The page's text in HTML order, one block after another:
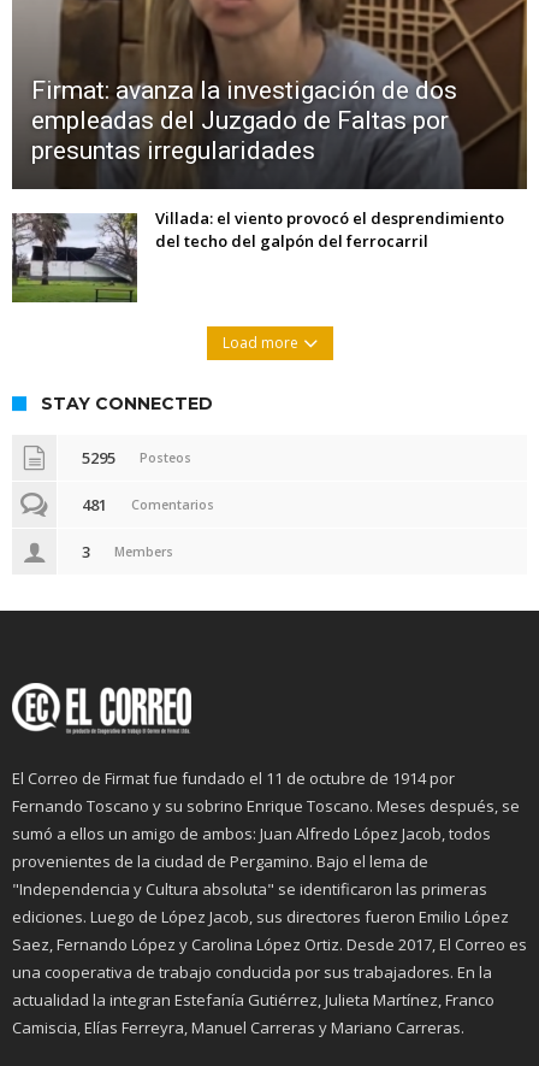
Firmat: avanza la investigación de dos
empleadas del Juzgado de Faltas por
presuntas irregularidades
Villada: el viento provocó el desprendimiento
del techo del galpón del ferrocarril
Load more
STAY CONNECTED
5295 Posteos
481 Comentarios
3 Members
El Correo de Firmat fue fundado el 11 de octubre de 1914 por
Fernando Toscano y su sobrino Enrique Toscano. Meses después, se
sumó a ellos un amigo de ambos: Juan Alfredo López Jacob, todos
provenientes de la ciudad de Pergamino. Bajo el lema de
"Independencia y Cultura absoluta" se identificaron las primeras
ediciones. Luego de López Jacob, sus directores fueron Emilio López
Saez, Fernando López y Carolina López Ortiz. Desde 2017, El Correo es
una cooperativa de trabajo conducida por sus trabajadores. En la
actualidad la integran Estefanía Gutiérrez, Julieta Martínez, Franco
Camiscia, Elías Ferreyra, Manuel Carreras y Mariano Carreras.